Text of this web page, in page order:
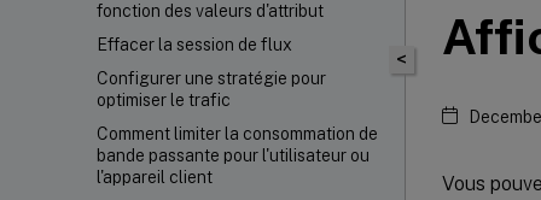
fonction des valeurs d'attribut
Effacer la session de flux
Configurer une stratégie pour
optimiser le trafic
Comment limiter la consommation de
bande passante pour l'utilisateur ou
l'appareil client
<
Vous